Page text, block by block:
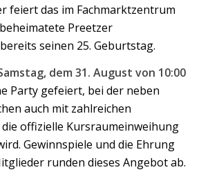
feiert das im Fachmarktzentrum
Preetzer
seinen 25. Geburtstag.
dem 31. August von 10:00
Party gefeiert, bei der neben
auch mit zahlreichen
offizielle Kursraumeinweihung
Gewinnspiele und die Ehrung
runden dieses Angebot ab.